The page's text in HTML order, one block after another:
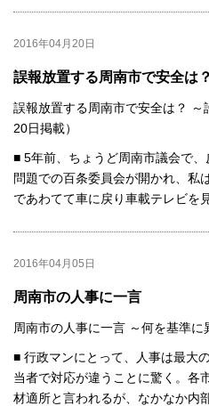
2016年04月20日
誤報放置する周南市で安全は？
誤報放置する周南市で安全は？ ～
20日掲載）
■ 5年前、ちょうど周南市議会で
問題での百条委員会が開かれ、私
であわてて車に戻り車載テレビを
2016年04月05日
周南市の人事に一言
周南市の人事に一言 ～何を基準に
■ 行政マンにとって、人事は最大
当者で対応が違うことに驚く。各
材適所と言われるが、なかなか内